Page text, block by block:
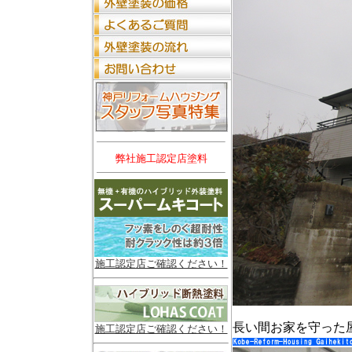
弊社施工認定店塗料
施工認定店ご確認ください！
施工認定店ご確認ください！ 長い間お家を守った